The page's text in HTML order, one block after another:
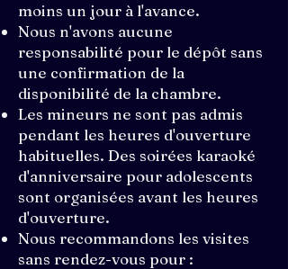
moins un jour à l'avance.
Nous n'avons aucune
responsabilité pour le dépôt sans
une confirmation de la
disponibilité de la chambre.
Les mineurs ne sont pas admis
pendant les heures d'ouverture
habituelles. Des soirées karaoké
d'anniversaire pour adolescents
sont organisées avant les heures
d'ouverture.
Nous recommandons les visites
sans rendez-vous pour :